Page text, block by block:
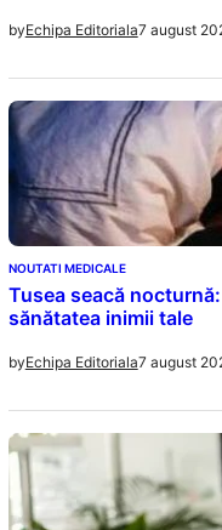
byEchipa Editoriala7 august
NOUTATI MEDICALE
Tusea seacă
sănătatea inimii tale
byEchipa Editoriala7 august